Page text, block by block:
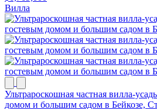
Вилла
Ультрароскошная частная вилла-
домом и большим садом в Бейкозе,